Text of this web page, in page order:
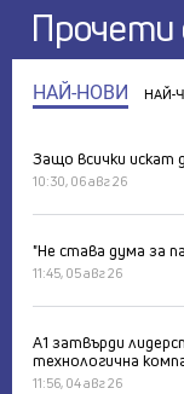
НАЙ-НОВИ НАЙ-
Защо всички искат
10:30, 06 авг 26
"Не става дума за
11:45, 05 авг 26
А1 затвърди
технологична
11:56, 04 авг 26